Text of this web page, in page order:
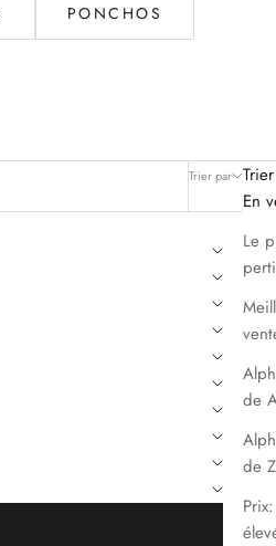
PONCHOS
Filtrer
Trier par
En
Le
de
de